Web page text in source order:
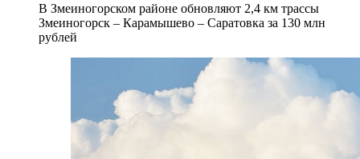
В Змеиногорском районе обновляют 2,4 км трассы
Змеиногорск – Карамышево – Саратовка за 130 млн
рублей